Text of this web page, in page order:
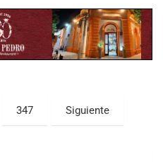
347 Siguiente